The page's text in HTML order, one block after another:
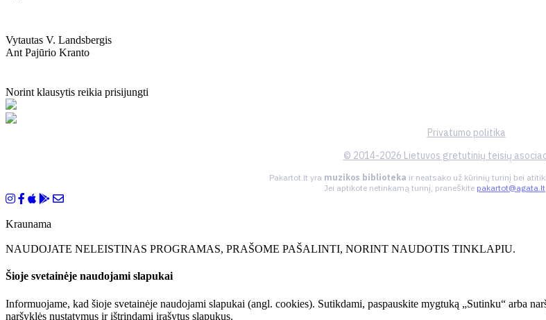
Vytautas V. Landsbergis
Ant Pajūrio Kranto
Norint klausytis reikia prisijungti
Privatumo politika
© 2014-2026 Lietuvos gretutinių teisių
Pakartot.lt yra muzikos biblioteka ir neatsako už kūrinių turinį bei
Jei aptikote netinkamą turinį, praneškite pakartot@agata.lt
Kraunama
NAUDOJATE NELEISTINAS PROGRAMAS, PRAŠOME PAŠALINTI, NORINT NAUDOTIS TINKLAPIU.
Šioje svetainėje naudojami slapukai
Informuojame, kad šioje svetainėje naudojami slapukai (angl. cookies). Sutikdami, paspauskite mygtuką „Sutinku“ arba
naršyklės nustatymus ir ištrindami įrašytus slapukus.